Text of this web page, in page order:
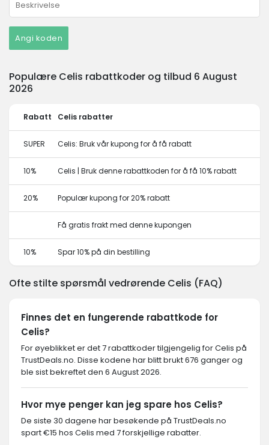
Angi koden
Populære Celis rabattkoder og tilbud 6 August
2026
Rabatt Celis rabatter
SUPER Celis: Bruk vår kupong for å få rabatt
10% Celis | Bruk denne rabattkoden for å få 10% rabatt
20% Populær kupong for 20% rabatt
Få gratis frakt med denne kupongen
10% Spar 10% på din bestilling
Ofte stilte spørsmål vedrørende Celis (FAQ)
Finnes det en fungerende rabattkode for
Celis?
For øyeblikket er det 7 rabattkoder tilgjengelig for Celis på
TrustDeals.no. Disse kodene har blitt brukt 676 ganger og
ble sist bekreftet den 6 August 2026.
Hvor mye penger kan jeg spare hos Celis?
De siste 30 dagene har besøkende på TrustDeals.no
spart €15 hos Celis med 7 forskjellige rabatter.